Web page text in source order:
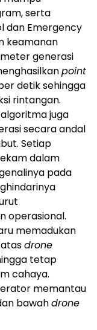
serta
dan Emergency
keamanan
generasi
point
detik sehingga
rintangan.
juga
secara andal
Setiap
dalam
pada
operasional.
memadukan
drone
tetap
cahaya.
memantau
bawahdrone